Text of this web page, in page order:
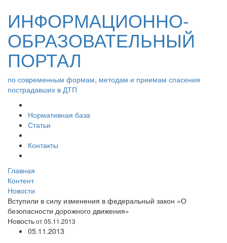
ИНФОРМАЦИОННО-
ОБРАЗОВАТЕЛЬНЫЙ
ПОРТАЛ
по современным формам, методам и приемам спасения
пострадавших в ДТП
Нормативная база
Статьи
Контакты
Главная
Контент
Новости
Вступили в силу изменения в федеральный закон «О
безопасности дорожного движения»
Новостьот 05.11.2013
05.11.2013